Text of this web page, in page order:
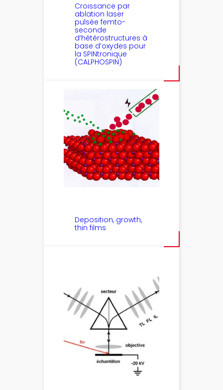
Croissance par
ablation laser
pulsée femto-
seconde
d’hétérostructures à
base d’oxydes pour
la SPINtronique
(CALPHOSPIN)
Deposition, growth,
thin films